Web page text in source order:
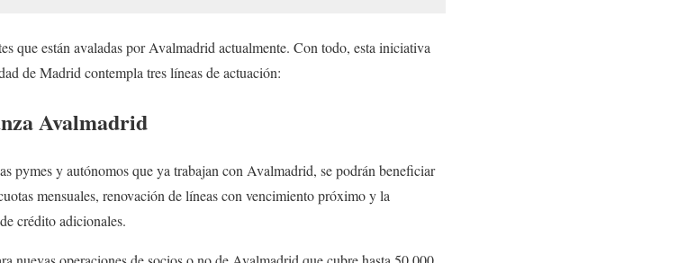
que están avaladas por Avalmadrid actualmente. Con todo, esta iniciativa
de Madrid contempla tres líneas de actuación:
Avalmadrid
pymes y autónomos que ya trabajan con Avalmadrid, se podrán beneficiar
mensuales, renovación de líneas con vencimiento próximo y la
crédito adicionales.